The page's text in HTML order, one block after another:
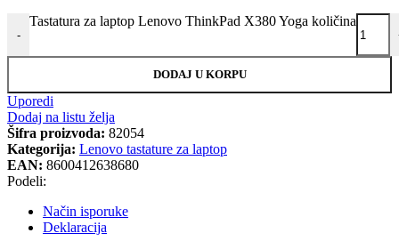
-
Tastatura za laptop Lenovo ThinkPad X380 Yoga količina
DODAJ U KORPU
Uporedi
Dodaj na listu želja
Šifra proizvoda: 82054
Kategorija: Lenovo tastature za laptop
EAN: 8600412638680
Podeli:
Način isporuke
Deklaracija